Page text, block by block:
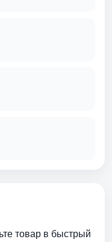
товар в быстрый